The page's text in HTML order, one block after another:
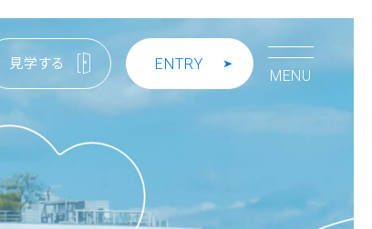
見学する ENTRY